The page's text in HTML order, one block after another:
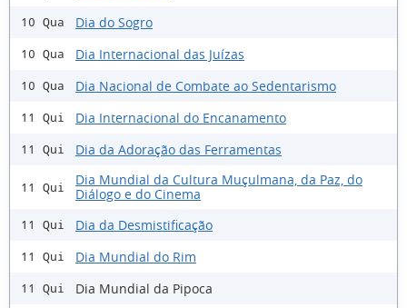
10 Qua Dia do Sogro
10 Qua Dia Internacional das Juízas
10 Qua Dia Nacional de Combate ao Sedentarismo
11 Qui Dia Internacional do Encanamento
11 Qui Dia da Adoração das Ferramentas
11 Qui
Dia Mundial da Cultura Muçulmana, da Paz, do
Diálogo e do Cinema
11 Qui Dia da Desmistificação
11 Qui Dia Mundial do Rim
11 Qui Dia Mundial da Pipoca